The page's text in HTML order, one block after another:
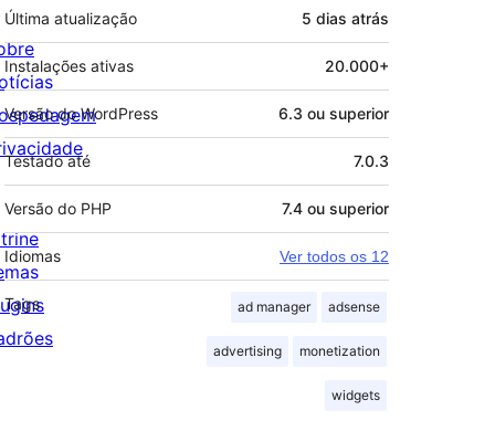
Última atualização 5 dias atrás
Instalações ativas 20.000+
Versão do WordPress 6.3 ou superior
Testado até 7.0.3
Versão do PHP 7.4 ou superior
Idiomas Ver todos os 12
Tags ad manager adsense
advertising monetization
widgets